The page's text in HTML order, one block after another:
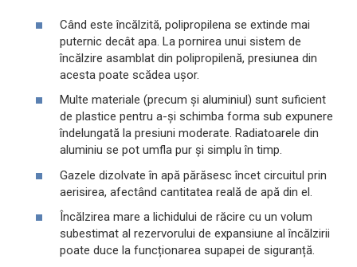
Când este încălzită, polipropilena se extinde mai
puternic decât apa. La pornirea unui sistem de
încălzire asamblat din polipropilenă, presiunea din
acesta poate scădea ușor.
Multe materiale (precum și aluminiul) sunt suficient
de plastice pentru a-și schimba forma sub expunere
îndelungată la presiuni moderate. Radiatoarele din
aluminiu se pot umfla pur și simplu în timp.
Gazele dizolvate în apă părăsesc încet circuitul prin
aerisirea, afectând cantitatea reală de apă din el.
Încălzirea mare a lichidului de răcire cu un volum
subestimat al rezervorului de expansiune al încălzirii
poate duce la funcționarea supapei de siguranță.